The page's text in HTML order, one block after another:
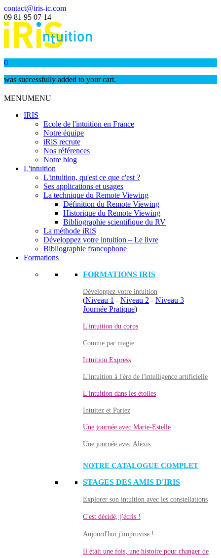
contact@iris-ic.com
09 81 95 07 14
0
was successfully added to your cart.
MENUMENU
IRIS
Ecole de l'intuition en France
Notre équipe
iRiS recrute
Nos références
Notre blog
L'intuition
L'intuition, qu'est ce que c'est ?
Ses applications et usages
La technique du Remote Viewing
Définition du Remote Viewing
Historique du Remote Viewing
Bibliographie scientifique du RV
La méthode iRiS
Développez votre intuition – Le livre
Bibliographie francophone
Formations
FORMATIONS IRIS
Développez votre intuition
(Niveau 1 - Niveau 2 - Niveau 3
Journée Pratique)
L'intuition du corps
Comme par magie
Intuition Express
L'intuition à l'ère de l'intelligence artificielle
L'intuition dans les étoiles
Intuitez et Pariez
Une journée avec Marie-Estelle
Une journée avec Alexis
NOTRE CATALOGUE COMPLET
STAGES DES AMIS D'IRIS
Explorer son intuition avec les constellations
C'est décidé, j'écris !
Aujourd'hui j'improvise !
Il était une fois, une histoire pour changer de